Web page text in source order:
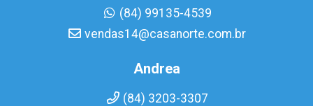
(84) 99135-4539
vendas14@casanorte.com.br
Andrea
(84) 3203-3307